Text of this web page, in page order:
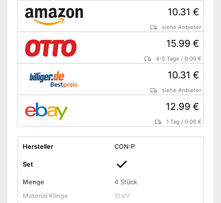
10.31 €
siehe Anbieter
15.99 €
4-5 Tage /0.00 €
10.31 €
siehe Anbieter
12.99 €
1 Tag /0.00 €
Hersteller CON:P
Set
Menge
4 Stück
Material Klinge
Stahl